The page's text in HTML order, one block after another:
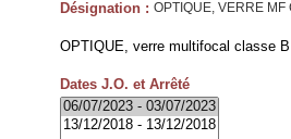
Désignation : OPTIQUE, VERRE MF
OPTIQUE, verre multifocal classe
Dates J.O. et Arrêté